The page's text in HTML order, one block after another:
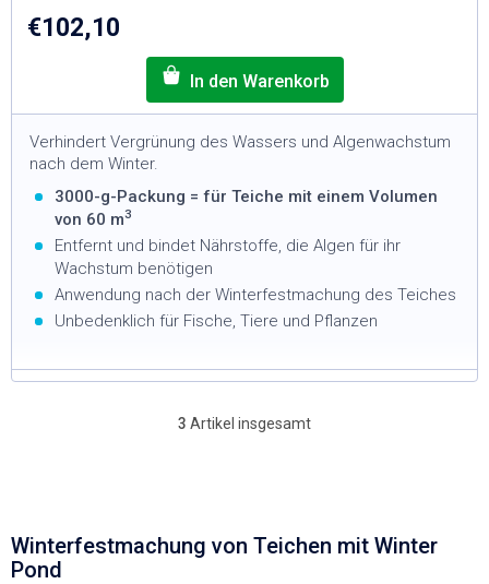
€102,10
Verhindert Vergrünung des Wassers und Algenwachstum
nach dem Winter.
3000-g-Packung = für Teiche mit einem Volumen
von 60 m3
Entfernt und bindet Nährstoffe, die Algen für ihr
Wachstum benötigen
Anwendung nach der Winterfestmachung des Teiches
Unbedenklich für Fische, Tiere und Pflanzen
S
r
e
3 Artikel insgesamt
Winterfestmachung von Teichen mit Winter
Pond